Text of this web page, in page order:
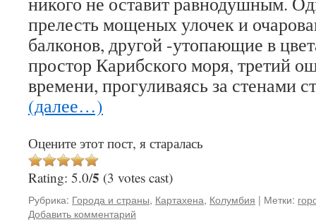
прелесть мощеных улочек и
балконов, другой -утопающие в
простор Карибского моря, третий
времени, прогуливаясь за стенами
(далее…)
Оцените этот пост, я старалась
Rating: 5.0/5 (3 votes cast)
Рубрика: Города и страны, Картахена, Колумбия | Метки:
Добавить комментарий